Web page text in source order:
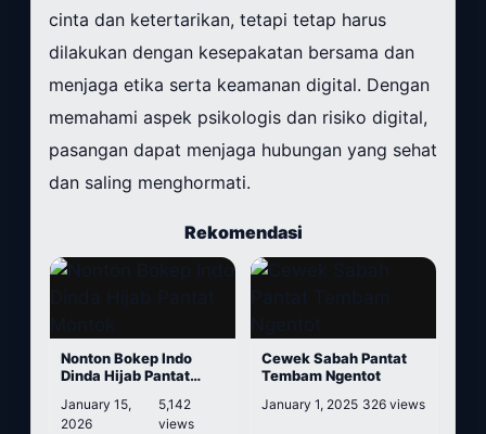
cinta dan ketertarikan, tetapi tetap harus
dilakukan dengan kesepakatan bersama dan
menjaga etika serta keamanan digital. Dengan
memahami aspek psikologis dan risiko digital,
pasangan dapat menjaga hubungan yang sehat
dan saling menghormati.
Rekomendasi
Nonton Bokep Indo
Dinda Hijab Pantat
January 15,
2026
5,142
views
Cewek Sabah Pantat
Tembam Ngentot
January 1, 2025 326 views